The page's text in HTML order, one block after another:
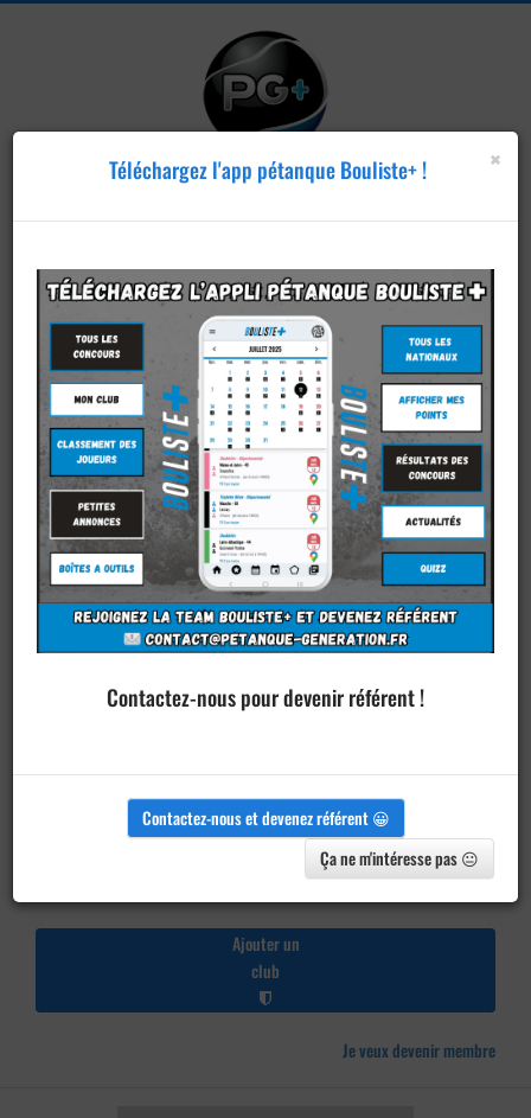
Publier un
concours
Ajouter un
club
Je veux devenir membre
×
Téléchargez l'app pétanque Bouliste+ !
Contactez-nous pour devenir référent !
Contactez-nous et devenez référent 😀
Ça ne m'intéresse pas 😐